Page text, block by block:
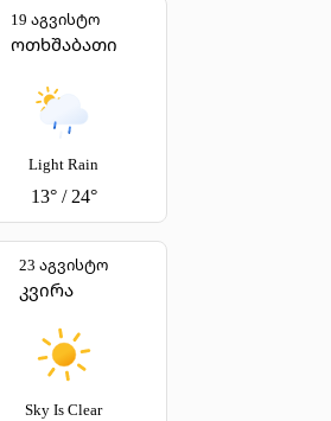
19 აგვისტო
ოთხშაბათი
Light Rain
13°/24°
23 აგვისტო
კვირა
Sky Is Clear